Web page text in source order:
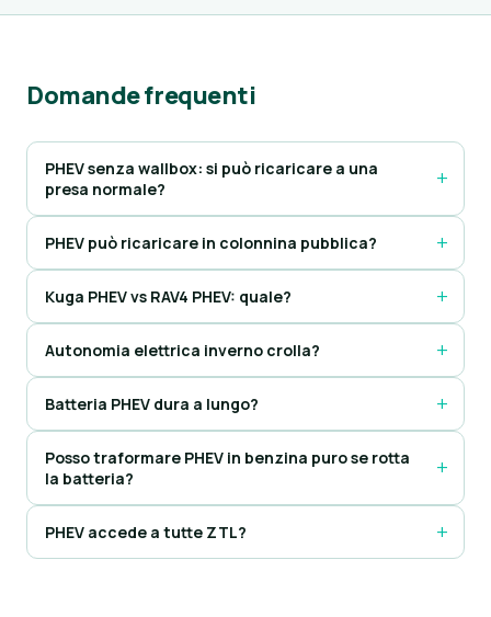
Domande frequenti
PHEV senza wallbox: si può ricaricare a una
presa normale?
PHEV può ricaricare in colonnina pubblica?
Kuga PHEV vs RAV4 PHEV: quale?
Autonomia elettrica inverno crolla?
Batteria PHEV dura a lungo?
Posso traformare PHEV in benzina puro se rotta
la batteria?
PHEV accede a tutte ZTL?